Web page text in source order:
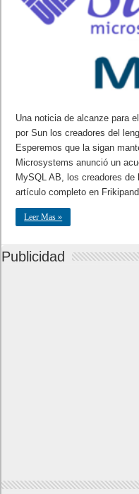
Una noticia de alcanze para
por Sun los creadores del
Esperemos que la sigan
Microsystems anunció un
MySQL AB, los creadores
artículo completo en
Leer Mas »
Publicidad